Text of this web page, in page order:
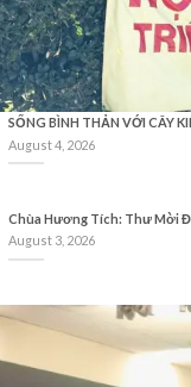
SỐNG BÌNH THẢN VỚI CÂY
August 4, 2026
Chùa Hương Tích: Thư Mời
August 3, 2026